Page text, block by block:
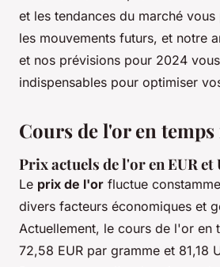
et les tendances du marché
les mouvements futurs, et notre
et nos prévisions pour 2024
indispensables pour optimiser
Cours de l'or en temps
Prix actuels de l'or en EUR et
Le prix de l'or fluctue
divers facteurs économiques et
Actuellement, le cours de l'or en
72,58 EUR par gramme et 81,18